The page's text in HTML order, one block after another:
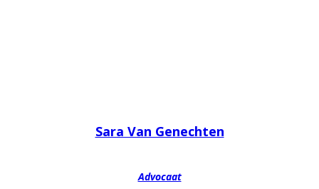
Sara Van Genechten
Advocaat